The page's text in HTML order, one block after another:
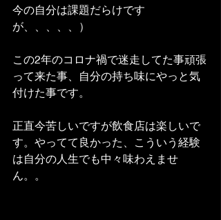
今の自分は課題だらけです
が、、、、、）
この2年のコロナ禍で迷走してた事頑張
って来た事、自分の持ち味にやっと気
付けた事です。
正直今苦しいですが飲食店は楽しいで
す。やってて良かった、こういう経験
は自分の人生でも中々味わえませ
ん。。